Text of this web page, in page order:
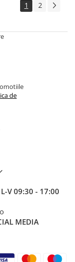
1 2
de
L-V 09:30 - 17:00
MEDIA